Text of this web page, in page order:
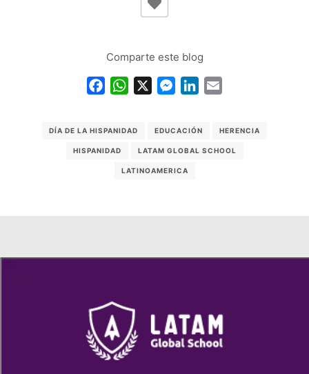
Comparte este blog
FacebookWhatsApp Messenger
LinkedIn
DÍA DE LA HISPANIDAD EDUCACIÓN HERENCIA
HISPANIDAD LATAM GLOBAL SCHOOL
LATINOAMERICA